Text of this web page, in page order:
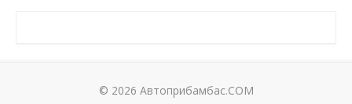
© 2026 Автоприбамбас.COM